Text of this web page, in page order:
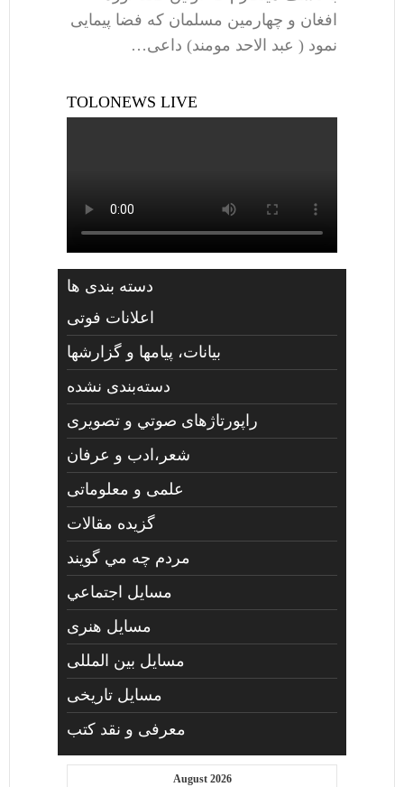
افغان و چهارمین مسلمان که فضا پیمایی
نمود ( عبد الاحد مومند) داعی…
TOLONEWS LIVE
دسته بندی ها
اعلانات فوتی
بیانات، پیامها و گزارشها
دسته‌بندی نشده
راپورتاژهای صوتي و تصويری
شعر،ادب و عرفان
علمی و معلوماتی
گزیده مقالات
مردم چه مي گويند
مسايل اجتماعي
مسايل هنری
مسایل بین المللی
مسایل تاریخی
معرفی و نقد کتب
August 2026